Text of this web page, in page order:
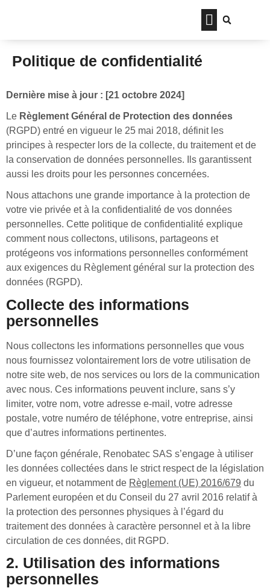
Politique de confidentialité
Dernière mise à jour : [21 octobre 2024]
Le Règlement Général de Protection des données
(RGPD) entré en vigueur le 25 mai 2018, définit les
principes à respecter lors de la collecte, du traitement et de
la conservation de données personnelles. Ils garantissent
aussi les droits pour les personnes concernées.
Nous attachons une grande importance à la protection de
votre vie privée et à la confidentialité de vos données
personnelles. Cette politique de confidentialité explique
comment nous collectons, utilisons, partageons et
protégeons vos informations personnelles conformément
aux exigences du Règlement général sur la protection des
données (RGPD).
Collecte des informations
personnelles
Nous collectons les informations personnelles que vous
nous fournissez volontairement lors de votre utilisation de
notre site web, de nos services ou lors de la communication
avec nous. Ces informations peuvent inclure, sans s’y
limiter, votre nom, votre adresse e-mail, votre adresse
postale, votre numéro de téléphone, votre entreprise, ainsi
que d’autres informations pertinentes.
D’une façon générale, Renobatec SAS s’engage à utiliser
les données collectées dans le strict respect de la législation
en vigueur, et notamment de Règlement (UE) 2016/679 du
Parlement européen et du Conseil du 27 avril 2016 relatif à
la protection des personnes physiques à l’égard du
traitement des données à caractère personnel et à la libre
circulation de ces données, dit RGPD.
2. Utilisation des informations
personnelles